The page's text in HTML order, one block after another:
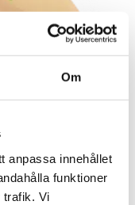
Om
anpassa innehållet
funktioner
trafik. Vi